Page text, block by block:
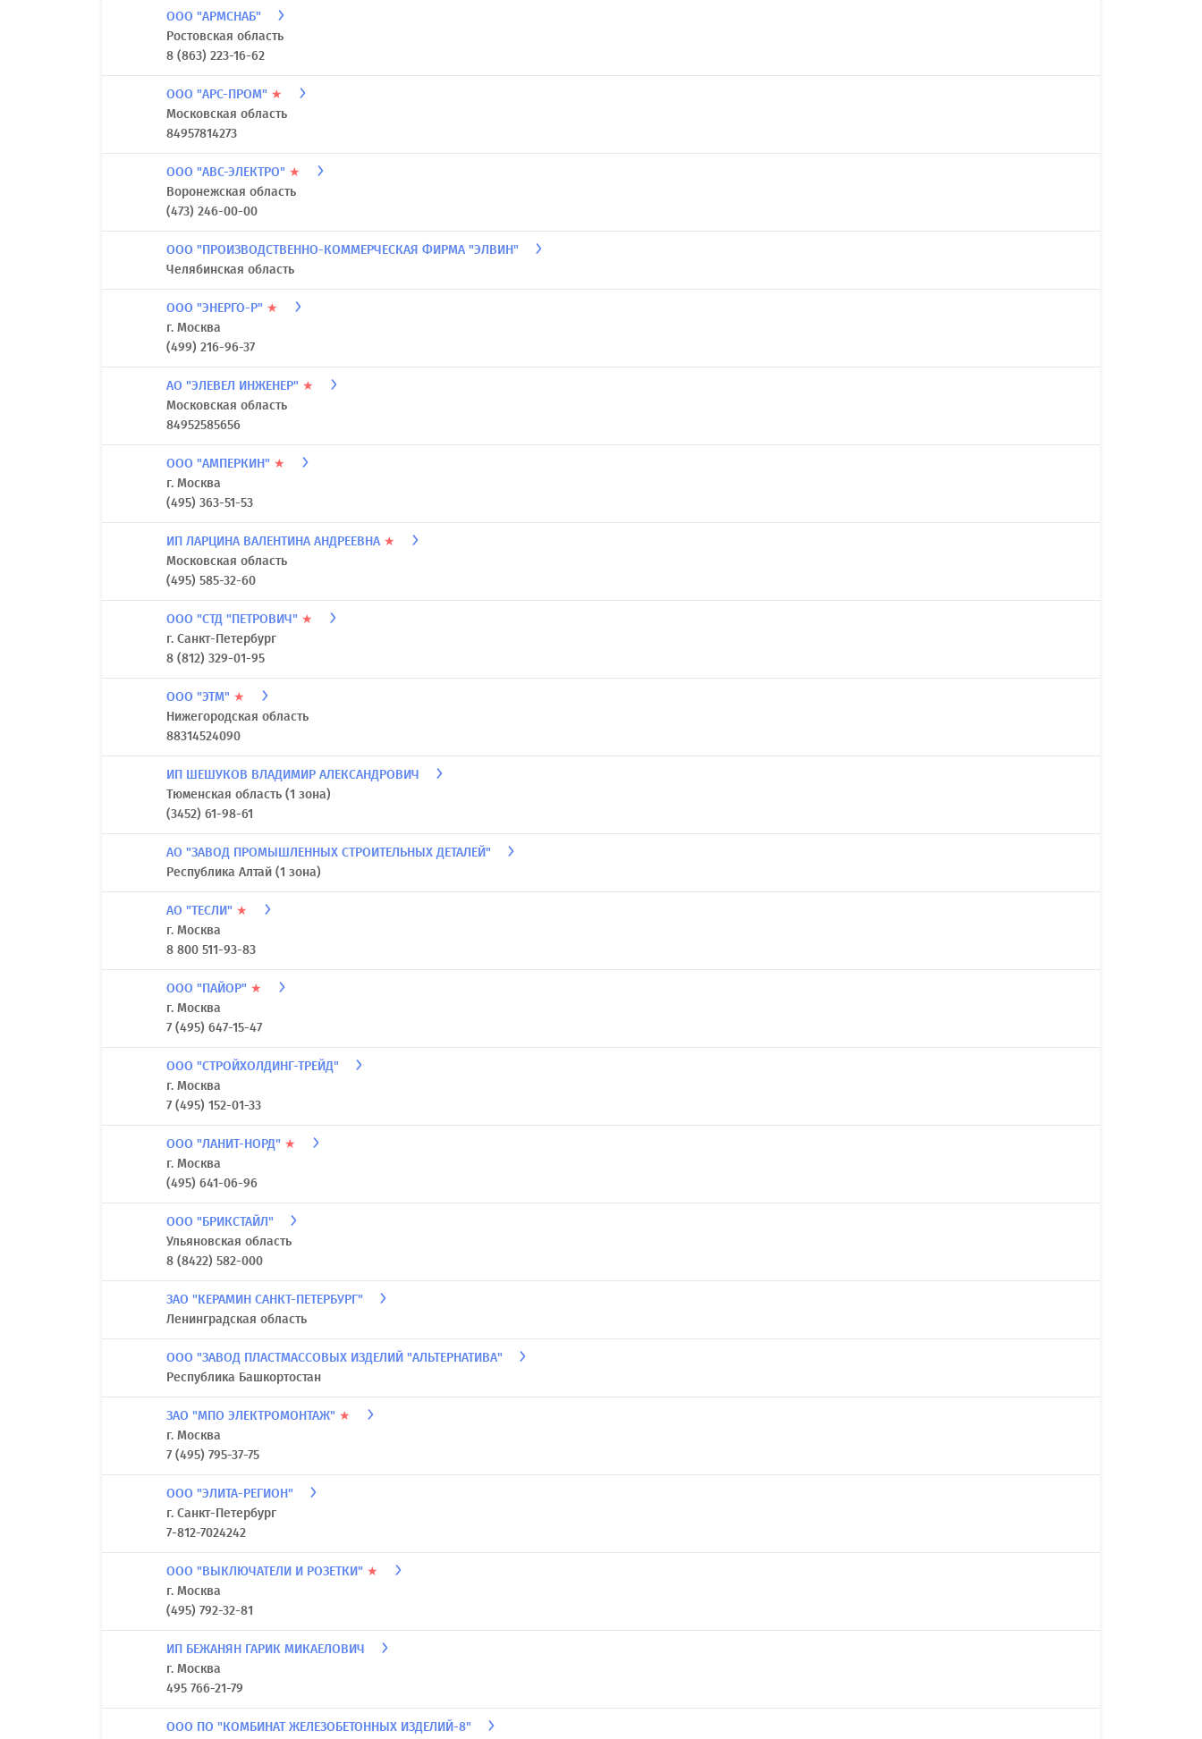
ООО "АРМСНАБ"
Ростовская область
8 (863) 223-16-62
ООО "АРС-ПРОМ" ★
Московская область
84957814273
ООО "АВС-ЭЛЕКТРО" ★
Воронежская область
(473) 246-00-00
ООО "ПРОИЗВОДСТВЕННО-КОММЕРЧЕСКАЯ ФИРМА "ЭЛВИН"
Челябинская область
ООО "ЭНЕРГО-Р" ★
г. Москва
(499) 216-96-37
АО "ЭЛЕВЕЛ ИНЖЕНЕР" ★
Московская область
84952585656
ООО "АМПЕРКИН" ★
г. Москва
(495) 363-51-53
ИП ЛАРЦИНА ВАЛЕНТИНА АНДРЕЕВНА ★
Московская область
(495) 585-32-60
ООО "СТД "ПЕТРОВИЧ" ★
г. Санкт-Петербург
8 (812) 329-01-95
ООО "ЭТМ" ★
Нижегородская область
88314524090
ИП ШЕШУКОВ ВЛАДИМИР АЛЕКСАНДРОВИЧ
Тюменская область (1 зона)
(3452) 61-98-61
АО "ЗАВОД ПРОМЫШЛЕННЫХ СТРОИТЕЛЬНЫХ ДЕТАЛЕЙ"
Республика Алтай (1 зона)
АО "ТЕСЛИ" ★
г. Москва
8 800 511-93-83
ООО "ПАЙОР" ★
г. Москва
7 (495) 647-15-47
ООО "СТРОЙХОЛДИНГ-ТРЕЙД"
г. Москва
7 (495) 152-01-33
ООО "ЛАНИТ-НОРД" ★
г. Москва
(495) 641-06-96
ООО "БРИКСТАЙЛ"
Ульяновская область
8 (8422) 582-000
ЗАО "КЕРАМИН САНКТ-ПЕТЕРБУРГ"
Ленинградская область
ООО "ЗАВОД ПЛАСТМАССОВЫХ ИЗДЕЛИЙ "АЛЬТЕРНАТИВА"
Республика Башкортостан
ЗАО "МПО ЭЛЕКТРОМОНТАЖ" ★
г. Москва
7 (495) 795-37-75
ООО "ЭЛИТА-РЕГИОН"
г. Санкт-Петербург
7-812-7024242
ООО "ВЫКЛЮЧАТЕЛИ И РОЗЕТКИ" ★
г. Москва
(495) 792-32-81
ИП БЕЖАНЯН ГАРИК МИКАЕЛОВИЧ
г. Москва
495 766-21-79
ООО ПО "КОМБИНАТ ЖЕЛЕЗОБЕТОННЫХ ИЗДЕЛИЙ-8"